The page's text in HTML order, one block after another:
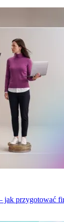
jak przygotować